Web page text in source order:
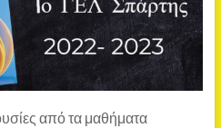
από τα μαθήματα